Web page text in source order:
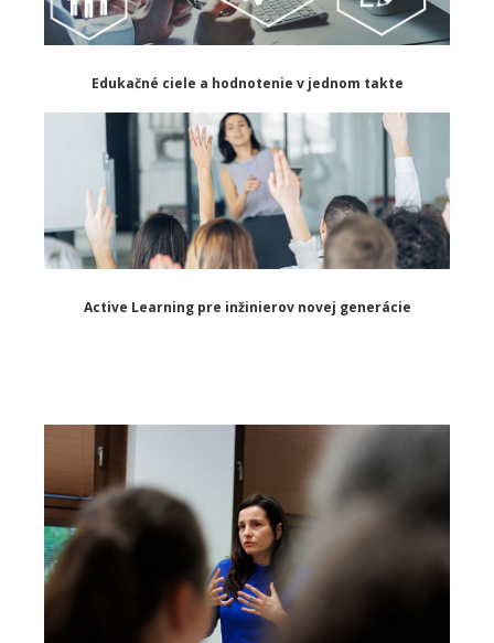
Edukačné ciele a hodnotenie v jednom takte
Active Learning pre inžinierov novej generácie